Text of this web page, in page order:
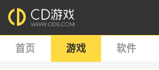
首页 游戏 软件